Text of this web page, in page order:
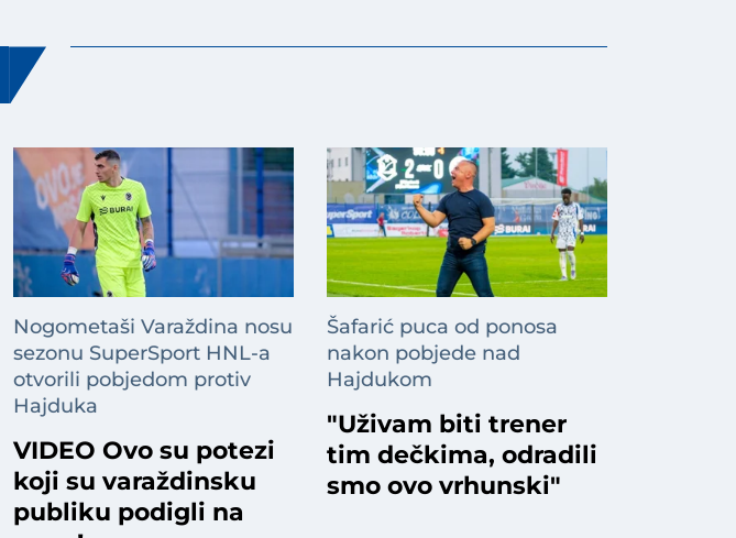
Nogometaši Varaždina nosu
sezonu SuperSport HNL-a
otvorili pobjedom protiv
Hajduka
VIDEO Ovo su potezi
koji su varaždinsku
publiku podigli na
Šafarić puca od ponosa
nakon pobjede nad
Hajdukom
"Uživam biti trener
tim dečkima, odradili
smo ovo vrhunski"